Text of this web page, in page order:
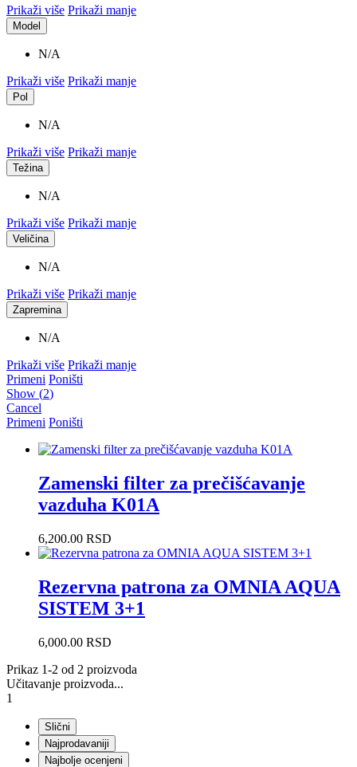
Prikaži više Prikaži manje
Model
N/A
Prikaži više Prikaži manje
Pol
N/A
Prikaži više Prikaži manje
Težina
N/A
Prikaži više Prikaži manje
Veličina
N/A
Prikaži više Prikaži manje
Zapremina
N/A
Prikaži više Prikaži manje
Primeni Poništi
Show (2)
Cancel
Primeni Poništi
Zamenski filter za prečišćavanje
vazduha K01A
6,200.00 RSD
Rezervna patrona za OMNIA AQUA
SISTEM 3+1
6,000.00 RSD
Prikaz 1-2 od 2 proizvoda
Učitavanje proizvoda...
1
Slični
Najprodavaniji
Najbolje ocenjeni